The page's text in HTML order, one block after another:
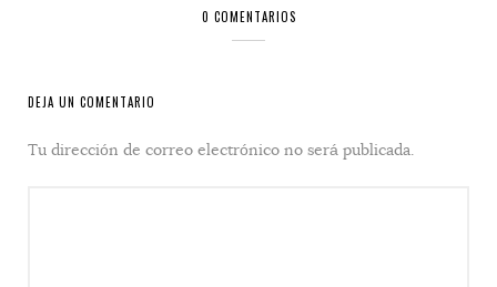
0 COMENTARIOS
DEJA UN COMENTARIO
Tu dirección de correo electrónico no será publicada.